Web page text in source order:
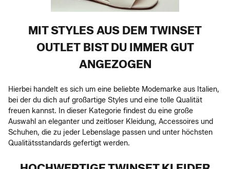
MIT STYLES AUS DEM TWINSET
OUTLET BIST DU IMMER GUT
ANGEZOGEN
Hierbei handelt es sich um eine beliebte Modemarke aus Italien,
bei der du dich auf großartige Styles und eine tolle Qualität
freuen kannst. In dieser Kategorie findest du eine große
Auswahl an eleganter und zeitloser Kleidung, Accessoires und
Schuhen, die zu jeder Lebenslage passen und unter höchsten
Qualitätsstandards gefertigt werden.